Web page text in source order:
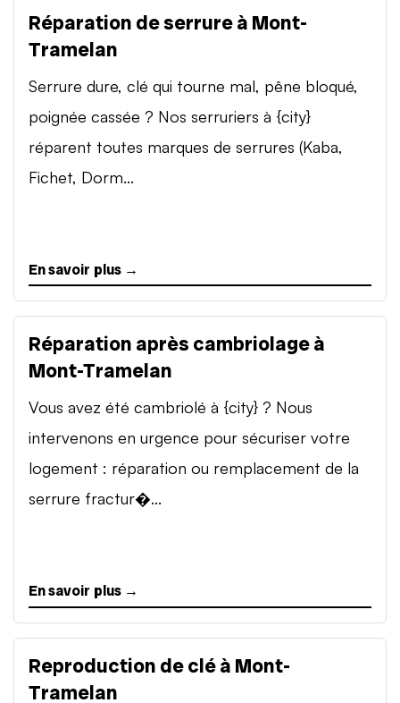
Réparation de serrure à Mont-
Tramelan
Serrure dure, clé qui tourne mal, pêne bloqué,
poignée cassée ? Nos serruriers à {city}
réparent toutes marques de serrures (Kaba,
Fichet, Dorm...
En savoir plus →
Réparation après cambriolage à
Mont-Tramelan
Vous avez été cambriolé à {city} ? Nous
intervenons en urgence pour sécuriser votre
logement : réparation ou remplacement de la
serrure fractur�...
En savoir plus →
Reproduction de clé à Mont-
Tramelan